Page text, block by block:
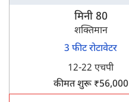
मिनी 80
शक्तिमान
3 फीट रोटावेटर
12-22 एचपी
कीमत शुरू ₹56,000